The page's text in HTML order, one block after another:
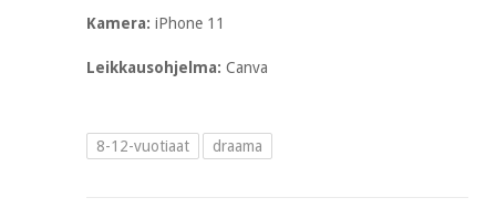
Kamera: iPhone 11
Leikkausohjelma: Canva
8-12-vuotiaat draama